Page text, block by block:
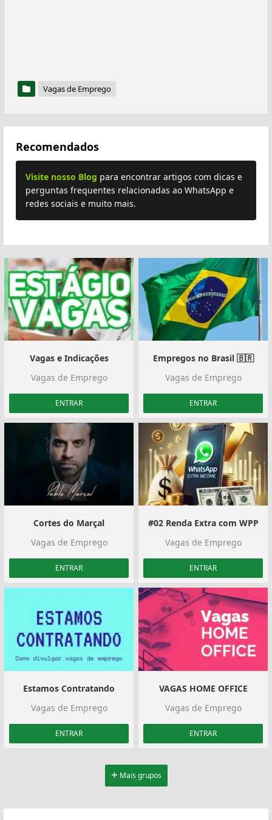
Vagas de Emprego
Recomendados
Visite nosso Blog para encontrar artigos com dicas e
perguntas frequentes relacionadas ao WhatsApp e
redes sociais e muito mais.
Vagas e Indicações
Vagas de Emprego
ENTRAR
Empregos no Brasil 🇧🇷
Vagas de Emprego
ENTRAR
Cortes do Marçal
Vagas de Emprego
ENTRAR
#02 Renda Extra com WPP
Vagas de Emprego
ENTRAR
Estamos Contratando
Vagas de Emprego
ENTRAR
VAGAS HOME OFFICE
Vagas de Emprego
ENTRAR
Mais grupos